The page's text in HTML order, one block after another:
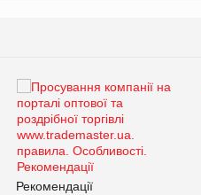
Рекомендації